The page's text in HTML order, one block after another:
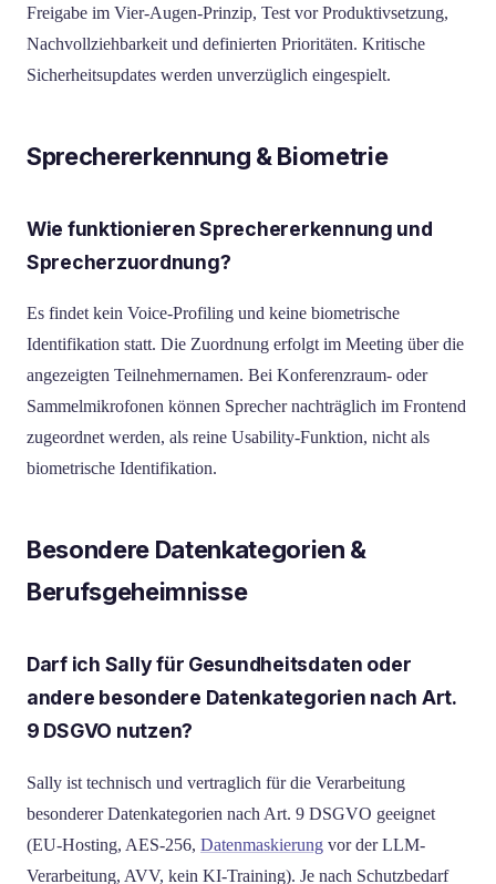
Freigabe im Vier-Augen-Prinzip, Test vor Produktivsetzung,
Nachvollziehbarkeit und definierten Prioritäten. Kritische
Sicherheitsupdates werden unverzüglich eingespielt.
Sprechererkennung & Biometrie
Wie funktionieren Sprechererkennung und
Sprecherzuordnung?
Es findet kein Voice-Profiling und keine biometrische
Identifikation statt. Die Zuordnung erfolgt im Meeting über die
angezeigten Teilnehmernamen. Bei Konferenzraum- oder
Sammelmikrofonen können Sprecher nachträglich im Frontend
zugeordnet werden, als reine Usability-Funktion, nicht als
biometrische Identifikation.
Besondere Datenkategorien &
Berufsgeheimnisse
Darf ich Sally für Gesundheitsdaten oder
andere besondere Datenkategorien nach Art.
9 DSGVO nutzen?
Sally ist technisch und vertraglich für die Verarbeitung
besonderer Datenkategorien nach Art. 9 DSGVO geeignet
(EU-Hosting, AES-256, Datenmaskierung vor der LLM-
Verarbeitung, AVV, kein KI-Training). Je nach Schutzbedarf